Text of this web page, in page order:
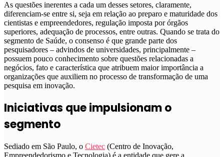
As questões inerentes a cada um desses setores, claramente,
diferenciam-se entre si, seja em relação ao preparo e maturidade dos
cientistas e empreendedores, regulação imposta por órgãos
superiores, adequação de processos, entre outras. Quando se trata do
segmento de Saúde, o consenso é que grande parte dos
pesquisadores – advindos de universidades, principalmente –
possuem pouco conhecimento sobre questões relacionadas a
negócios, fato e característica que atribuem maior importância a
organizações que auxiliem no processo de transformação de uma
pesquisa em inovação.
Iniciativas que impulsionam o
segmento
Sediado em São Paulo, o Cietec (Centro de Inovação,
Empreendedorismo e Tecnologia) é a entidade que gere a